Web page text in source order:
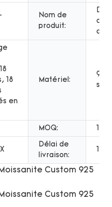
Nom de
produit:
de
18
en
Matériel:
925
MOQ:
Délai de
livraison: